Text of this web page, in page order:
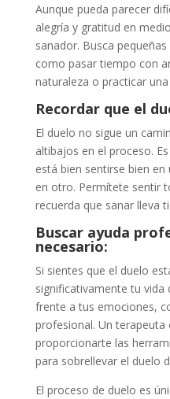
Aunque pueda parecer
alegría y gratitud en
sanador. Busca
como pasar tiempo con
naturaleza o practicar
Recordar que el
El duelo no sigue un
altibajos en el proceso.
está bien sentirse bien
en otro. Permítete sentir
recuerda que sanar lleva
Buscar ayuda
necesario:
Si sientes que el duelo
significativamente tu vida
frente a tus emociones,
profesional. Un terapeuta
proporcionarte las
para sobrellevar el duelo
El proceso de duelo es